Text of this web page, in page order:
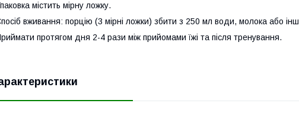
містить мірну ложку.
вживання: порцію (3 мірні ложки) збити з 250 мл води, молока або
протягом дня 2-4 рази між прийомами їжі та після тренування.